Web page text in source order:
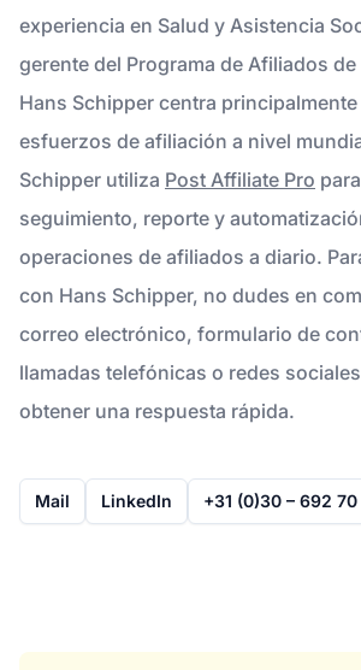
experiencia en Salud y Asistencia
gerente del Programa de Afiliados
Hans Schipper centra
esfuerzos de afiliación a nivel
Schipper utiliza Post Affiliate Pro
seguimiento, reporte y
operaciones de afiliados a diario.
con Hans Schipper, no dudes en
correo electrónico, formulario de
llamadas telefónicas o redes
obtener una respuesta rápida.
Mail LinkedIn +31 (0)30 – 692